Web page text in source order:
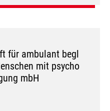
für ambulant begl
mit psycho
mbH